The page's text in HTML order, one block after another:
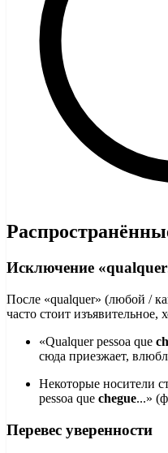
Исключение
После «qualquer» (любой /
часто стоит изъявительное,
«Qualquer pessoa que
сюда приезжает,
Некоторые носители
pessoa que chegue...»
Перевес уверенности